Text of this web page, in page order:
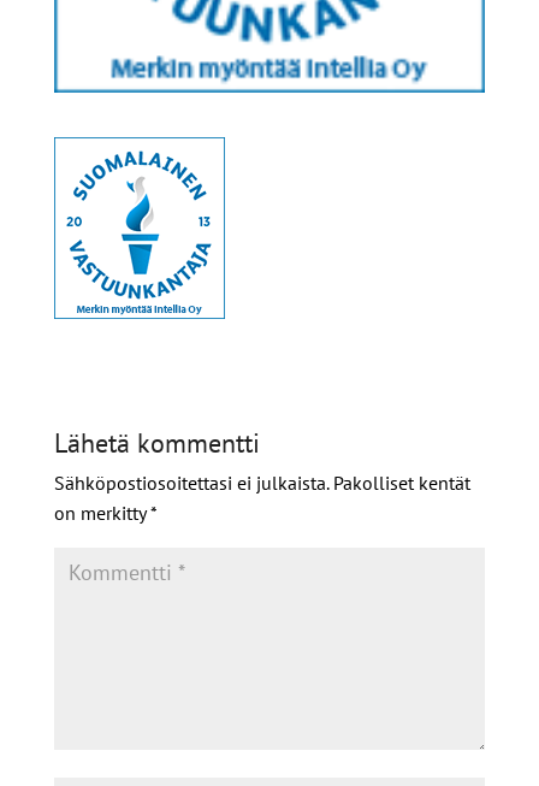
Lähetä kommentti
Sähköpostiosoitettasi ei julkaista. Pakolliset kentät
on merkitty*